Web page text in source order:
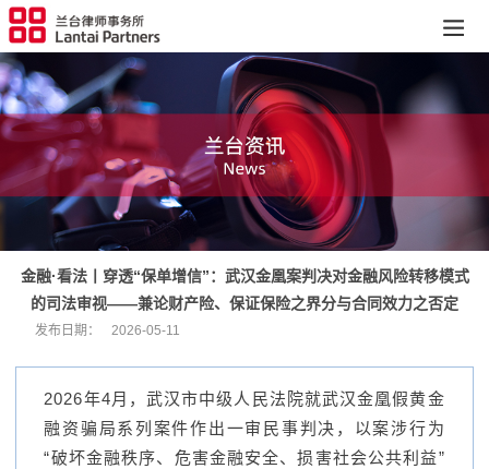
金融·看法丨穿透“保单增信”：武汉金凰案判决对金融风险转移模式
的司法审视——兼论财产险、保证保险之界分与合同效力之否定
发布日期： 2026-05-11
2026年4月，武汉市中级人民法院就武汉金凰假黄金
融资骗局系列案件作出一审民事判决，以案涉行为
“破坏金融秩序、危害金融安全、损害社会公共利益”